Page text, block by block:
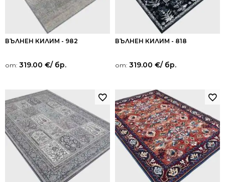
ВЪЛНЕН КИЛИМ - 982
от: 319.00 €/ бр.
ВЪЛНЕН КИЛИМ - 818
от: 319.00 €/ бр.